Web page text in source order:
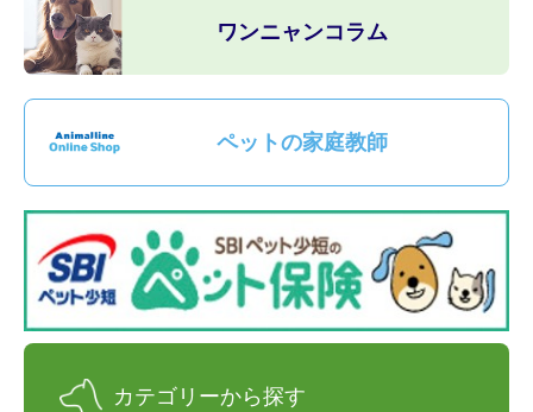
ワンニャンコラム
ペットの家庭教師
カテゴリーから探す